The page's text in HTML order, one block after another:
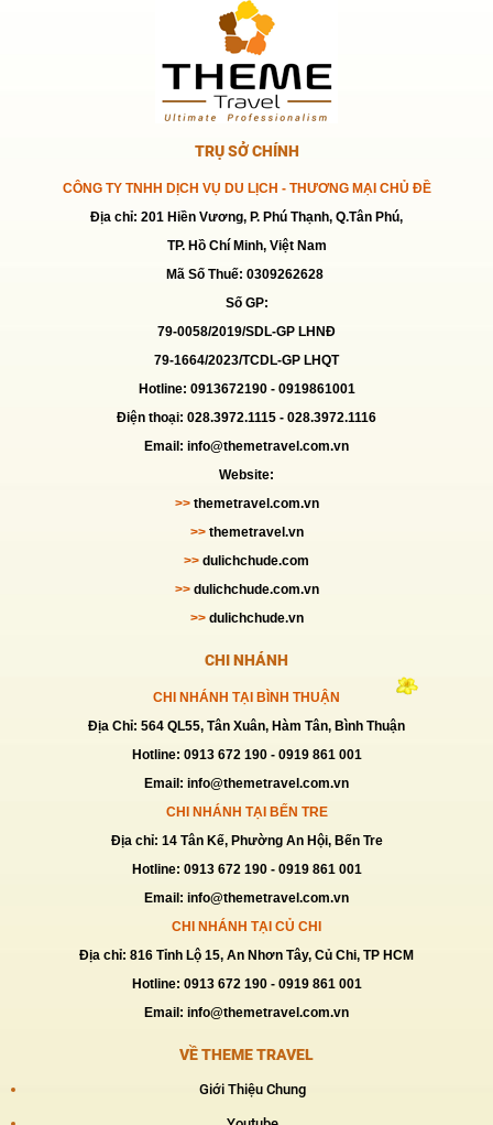
TRỤ SỞ CHÍNH
CÔNG TY TNHH DỊCH VỤ DU LỊCH - THƯƠNG MẠI CHỦ ĐỀ
Địa chỉ: 201 Hiền Vương, P. Phú Thạnh, Q.Tân Phú,
TP. Hồ Chí Minh, Việt Nam
Mã Số Thuế: 0309262628
Số GP:
79-0058/2019/SDL-GP LHNĐ
79-1664/2023/TCDL-GP LHQT
Hotline: 0913672190 - 0919861001
Điện thoại: 028.3972.1115 - 028.3972.1116
Email: info@themetravel.com.vn
Website:
>> themetravel.com.vn
>> themetravel.vn
>> dulichchude.com
>> dulichchude.com.vn
>> dulichchude.vn
CHI NHÁNH
CHI NHÁNH TẠI BÌNH THUẬN
Địa Chỉ: 564 QL55, Tân Xuân, Hàm Tân, Bình Thuận
Hotline: 0913 672 190 - 0919 861 001
Email: info@themetravel.com.vn
CHI NHÁNH TẠI BẾN TRE
Địa chỉ: 14 Tân Kế, Phường An Hội, Bến Tre
Hotline: 0913 672 190 - 0919 861 001
Email: info@themetravel.com.vn
CHI NHÁNH TẠI CỦ CHI
Địa chỉ: 816 Tỉnh Lộ 15, An Nhơn Tây, Củ Chi, TP HCM
Hotline: 0913 672 190 - 0919 861 001
Email: info@themetravel.com.vn
VỀ THEME TRAVEL
Giới Thiệu Chung